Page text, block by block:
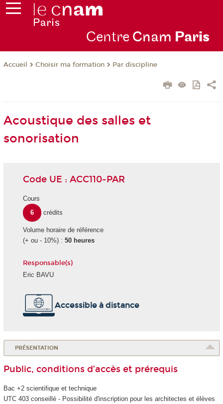
Centre Cnam Paris
Accueil Choisir ma formation Par discipline
Acoustique des salles et
sonorisation
Code UE : ACC110-PAR
Cours
6
crédits
Volume horaire de référence
(+ ou - 10%) : 50 heures
Responsable(s)
Eric BAVU
Accessible à distance
PRÉSENTATION
Public, conditions d’accès et prérequis
Bac +2 scientifique et technique
UTC 403 conseillé - Possibilité d'inscription pour les architectes et élèves